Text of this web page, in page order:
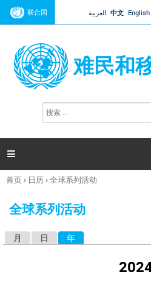
Jump to
联合国 العربية 中文 English
难民和
搜
索

你
这
首页› 日历›全球系列活动
全球系列活动
月 日 年